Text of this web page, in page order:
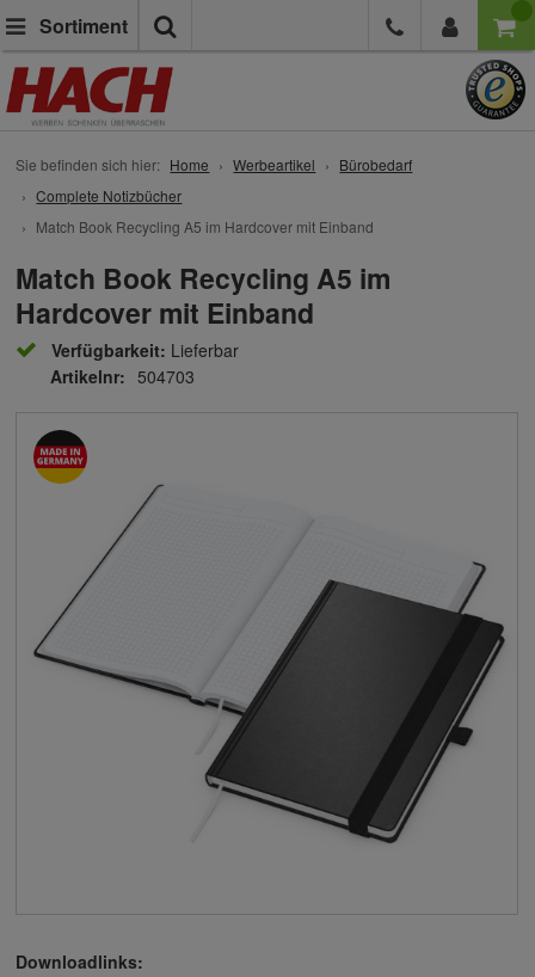
Sortiment
Sie befinden sich hier: Home Werbeartikel
Bürobedarf
Complete Notizbücher
Match Book Recycling A5 im Hardcover mit Einband
Match Book Recycling A5 im
Hardcover mit Einband
Verfügbarkeit: Lieferbar
Artikelnr: 504703
Downloadlinks: